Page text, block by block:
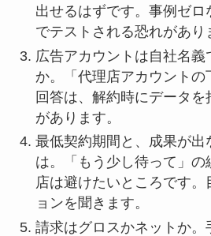
出せるはずです。事例ゼ
でテストされる恐れがあり
広告アカウントは自社名義
か。「代理店アカウントの
回答は、解約時にデータを
があります。
最低契約期間と、成果が出
は。「もう少し待って」の
店は避けたいところです
ョンを聞きます。
請求はグロスかネットか。